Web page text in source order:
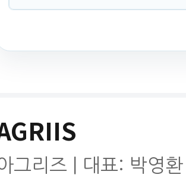
그리즈 | 대표: 박영환